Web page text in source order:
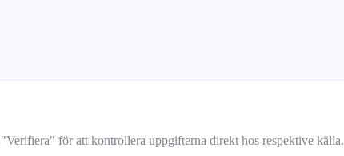
för att kontrollera uppgifterna direkt hos respektive källa.